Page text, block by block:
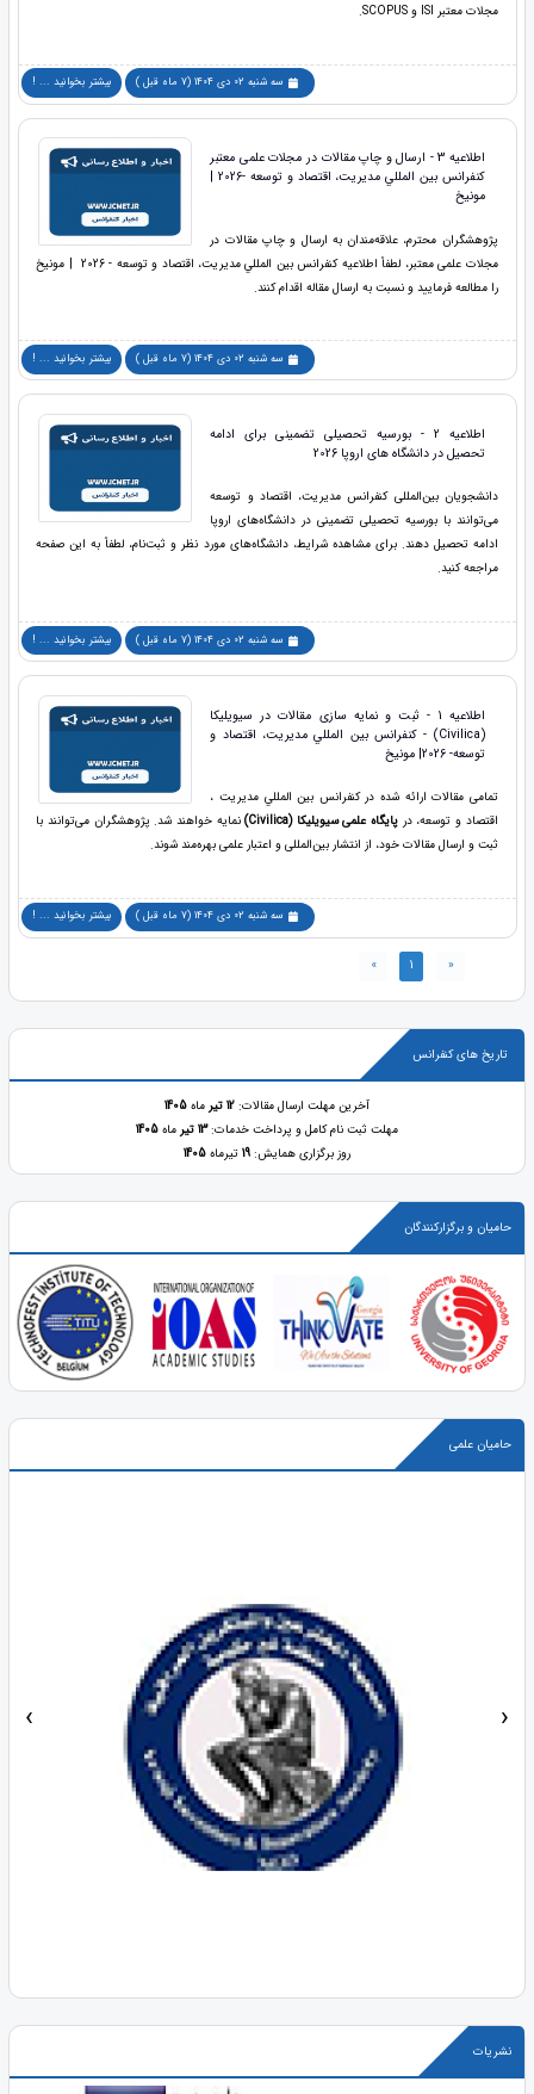
مجلات معتبر ISI و SCOPUS.
سه شنبه 02 دی 1404 (7 ماه قبل ) بیشتر بخوانید ... !
اطلاعیه 3 - ارسال و چاپ مقالات در مجلات علمی معتبر
کنفرانس بين المللي مديريت، اقتصاد و توسعه -2026 |
مونیخ
پژوهشگران محترم، علاقه‌مندان به ارسال و چاپ مقالات در
مجلات علمی معتبر، لطفاً اطلاعیه کنفرانس بين المللي مديريت، اقتصاد و توسعه - 2026 | مونیخ
را مطالعه فرمایید و نسبت به ارسال مقاله اقدام کنند.
سه شنبه 02 دی 1404 (7 ماه قبل ) بیشتر بخوانید ... !
اطلاعیه 2 - بورسیه تحصیلی تضمینی برای ادامه
تحصیل در دانشگاه های اروپا 2026
دانشجویان بین‌المللی کنفرانس مديريت، اقتصاد و توسعه
می‌توانند با بورسیه تحصیلی تضمینی در دانشگاه‌های اروپا
ادامه تحصیل دهند. برای مشاهده شرایط، دانشگاه‌های مورد نظر و ثبت‌نام، لطفاً به این صفحه
مراجعه کنید.
سه شنبه 02 دی 1404 (7 ماه قبل ) بیشتر بخوانید ... !
اطلاعیه 1 - ثبت و نمایه سازی مقالات در سیویلیکا
(Civilica) - کنفرانس بين المللي مديريت، اقتصاد و
توسعه- 2026| مونیخ
تمامی مقالات ارائه شده در کنفرانس بين المللي مديريت ،
اقتصاد و توسعه، در پایگاه علمی سیویلیکا (Civilica)
نمایه خواهند شد. پژوهشگران می‌توانند با
ثبت و ارسال مقالات خود، از انتشار بین‌المللی و اعتبار علمی بهره‌مند شوند.
سه شنبه 02 دی 1404 (7 ماه قبل ) بیشتر بخوانید ... !
«
1
»
تاریخ های کنفرانس
آخرین مهلت ارسال مقالات: 12 تیر ماه 1405
مهلت ثبت نام کامل و پرداخت خدمات:13 تیر ماه 1405
روز برگزاری همایش: 19 تیرماه 1405
حامیان و برگزارکنندگان
حامیان علمی
‹ ›
نشریات